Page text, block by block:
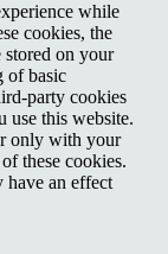
while
cookies, the
stored on your
of basic
party cookies
use this website.
only with your
these cookies.
have an effect